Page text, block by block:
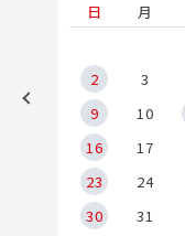
日
月
2
3
9
10
16
17
23
24
30
31